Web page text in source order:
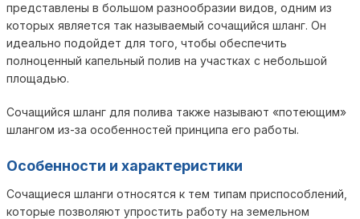
представлены в большом разнообразии видов, одним из
которых является так называемый сочащийся шланг. Он
идеально подойдет для того, чтобы обеспечить
полноценный капельный полив на участках с небольшой
площадью.
Сочащийся шланг для полива также называют «потеющим»
шлангом из-за особенностей принципа его работы.
Особенности и характеристики
Сочащиеся шланги относятся к тем типам приспособлений,
которые позволяют упростить работу на земельном